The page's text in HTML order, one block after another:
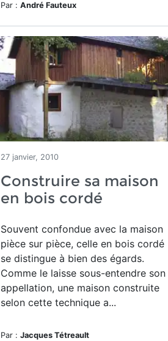
Par : André Fauteux
27 janvier, 2010
Construire sa maison
en bois cordé
Souvent confondue avec la maison
pièce sur pièce, celle en bois cordé
se distingue à bien des égards.
Comme le laisse sous-entendre son
appellation, une maison construite
selon cette technique a...
Par : Jacques Tétreault